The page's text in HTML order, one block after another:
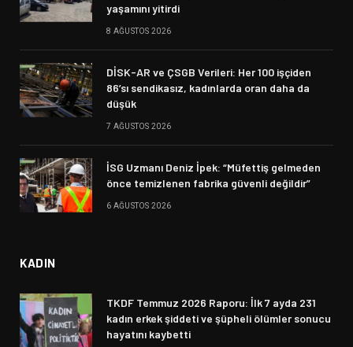
yaşamını yitirdi
8 AĞUSTOS 2026
DİSK-AR ve ÇSGB Verileri: Her 100 işçiden
86’sı sendikasız, kadınlarda oran daha da
düşük
7 AĞUSTOS 2026
İSG Uzmanı Deniz İpek: “Müfettiş gelmeden
önce temizlenen fabrika güvenli değildir”
6 AĞUSTOS 2026
KADIN
TKDF Temmuz 2026 Raporu: İlk 7 ayda 231
kadın erkek şiddeti ve şüpheli ölümler sonucu
hayatını kaybetti